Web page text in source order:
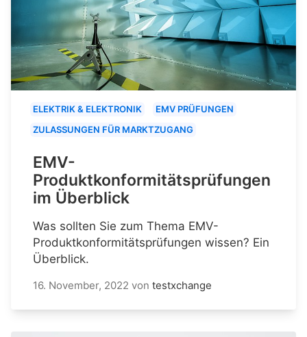
ELEKTRIK & ELEKTRONIK
EMV PRÜFUNGEN
ZULASSUNGEN FÜR MARKTZUGANG
EMV-
Produktkonformitätsprüfungen
im Überblick
Was sollten Sie zum Thema EMV-
Produktkonformitätsprüfungen wissen? Ein
Überblick.
16. November, 2022 von testxchange